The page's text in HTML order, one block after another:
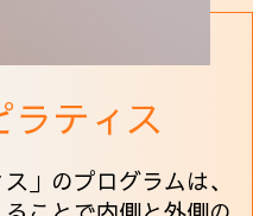
ラティス
」のプログラムは、